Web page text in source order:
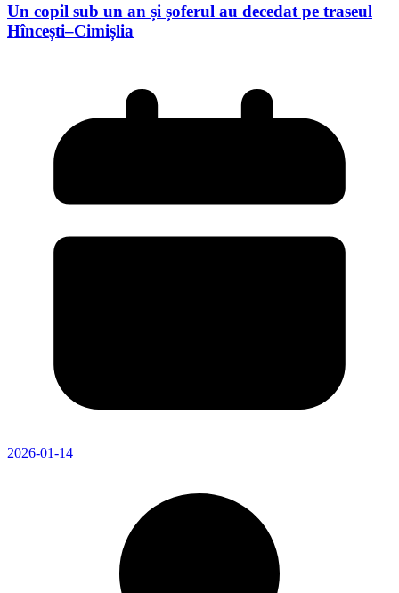
Un copil sub un an și șoferul au decedat pe traseul
Hîncești–Cimișlia
2026-01-14